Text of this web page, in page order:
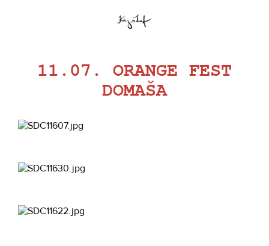
11.07. ORANGE FEST
DOMAŠA